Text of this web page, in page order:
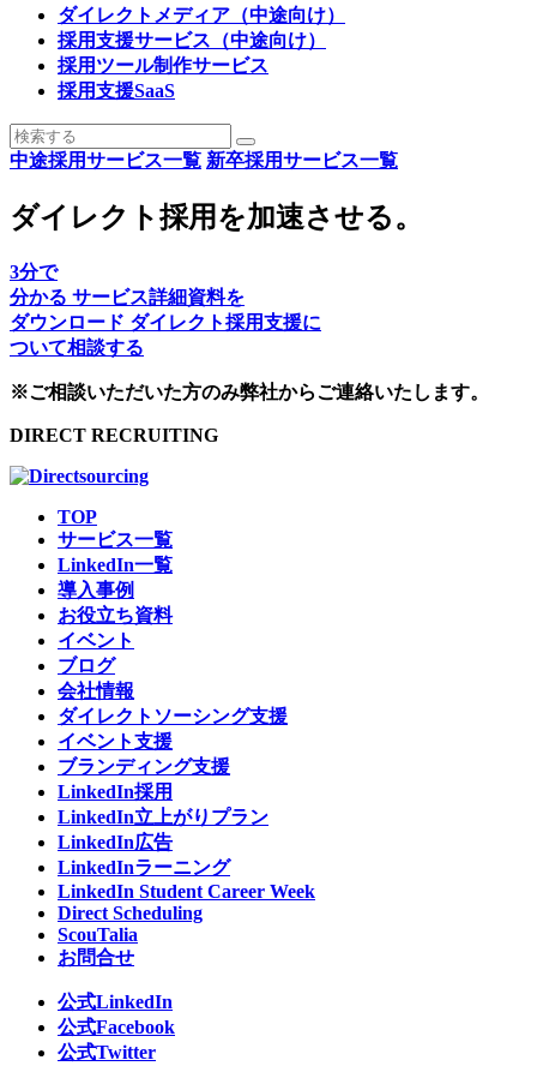
ダイレクトメディア（中途向け）
採用支援サービス（中途向け）
採用ツール制作サービス
採用支援SaaS
中途採用サービス一覧 新卒採用サービス一覧
ダイレクト採用を加速させる。
3分で
分かる サービス詳細資料を
ダウンロード ダイレクト採用支援に
ついて相談する
※ご相談いただいた方のみ弊社からご連絡いたします。
DIRECT RECRUITING
TOP
サービス一覧
LinkedIn一覧
導入事例
お役立ち資料
イベント
ブログ
会社情報
ダイレクトソーシング支援
イベント支援
ブランディング支援
LinkedIn採用
LinkedIn立上がりプラン
LinkedIn広告
LinkedInラーニング
LinkedIn Student Career Week
Direct Scheduling
ScouTalia
お問合せ
公式LinkedIn
公式Facebook
公式Twitter